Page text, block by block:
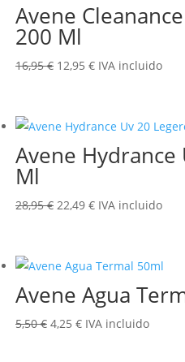
40,50 €.34,01 €.
Avene
200 Ml
16,95€ El
era:
16,95 €.
12,95 €El
es:
12,95 €.
IVA incluido
Avene Hydrance
Ml
28,95€ El
era:
28,95 €.
22,49 €El
es:
22,49 €.
IVA incluido
Avene Agua
5,50€ El
4,25 €ElIVA incluido